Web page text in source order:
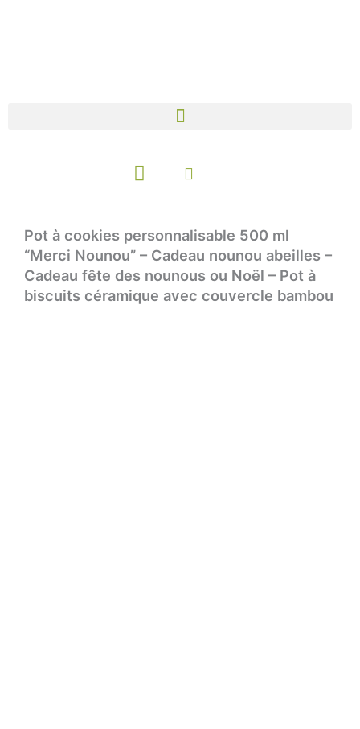
Panier
Pot à cookies personnalisable 500 ml
“Merci Nounou” – Cadeau nounou abeilles –
Cadeau fête des nounous ou Noël – Pot à
biscuits céramique avec couvercle bambou